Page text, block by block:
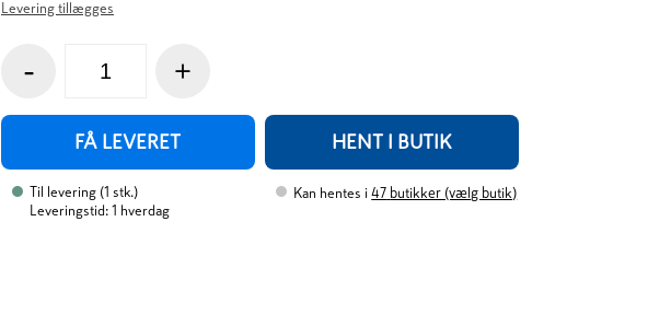
Levering tillægges
- +
FÅ LEVERET HENT I BUTIK
Til levering (1 stk.)
Leveringstid: 1 hverdag
Kan hentes i 47 butikker (vælg butik)